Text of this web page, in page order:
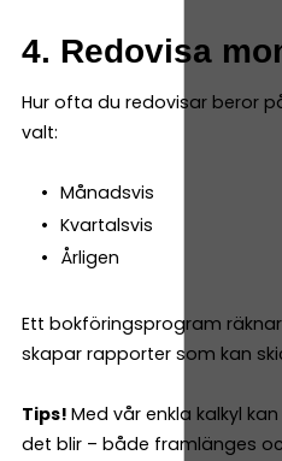
4. Redovisa
Hur ofta du redovisar beror
valt:
Månadsvis
Kvartalsvis
Årligen
Ett bokföringsprogram
skapar rapporter som kan
Tips! Med vår enkla kalkyl
det blir – både framlänges